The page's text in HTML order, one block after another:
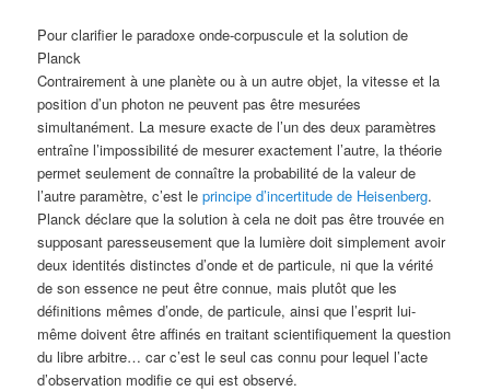
Pour clarifier le paradoxe onde-corpuscule et la solution de
Planck
Contrairement à une planète ou à un autre objet, la vitesse et la
position d’un photon ne peuvent pas être mesurées
simultanément. La mesure exacte de l’un des deux paramètres
entraîne l’impossibilité de mesurer exactement l’autre, la théorie
permet seulement de connaître la probabilité de la valeur de
l’autre paramètre, c’est leprincipe d’incertitude de Heisenberg.
Planck déclare que la solution à cela ne doit pas être trouvée en
supposant paresseusement que la lumière doit simplement avoir
deux identités distinctes d’onde et de particule, ni que la vérité
de son essence ne peut être connue, mais plutôt que les
définitions mêmes d’onde, de particule, ainsi que l’esprit lui-
même doivent être affinés en traitant scientifiquement la question
du libre arbitre… car c’est le seul cas connu pour lequel l’acte
d’observation modifie ce qui est observé.